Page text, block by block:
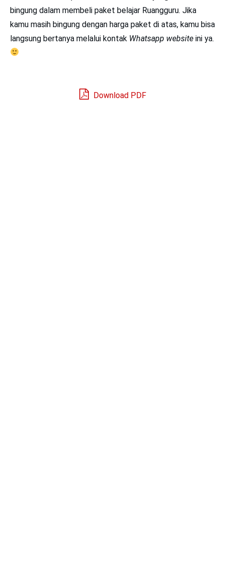
bingung dalam membeli paket belajar Ruangguru. Jika
kamu masih bingung dengan harga paket di atas, kamu bisa
langsung bertanya melalui kontak Whatsapp website ini ya.
Download PDF